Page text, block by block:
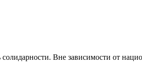
Вне зависимости от